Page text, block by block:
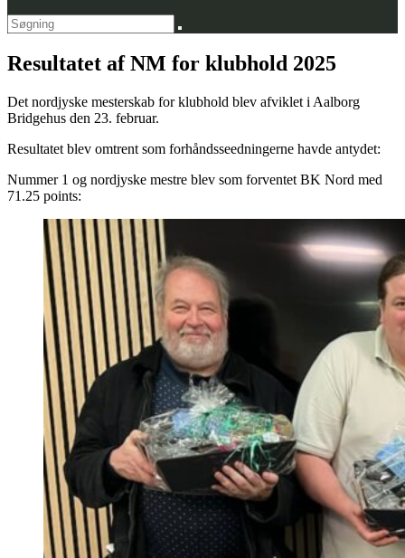
Resultatet af NM for klubhold 2025
Det nordjyske mesterskab for klubhold blev afviklet i Aalborg
Bridgehus den 23. februar.
Resultatet blev omtrent som forhåndsseedningerne havde antydet:
Nummer 1 og nordjyske mestre blev som forventet BK Nord med
71.25 points: